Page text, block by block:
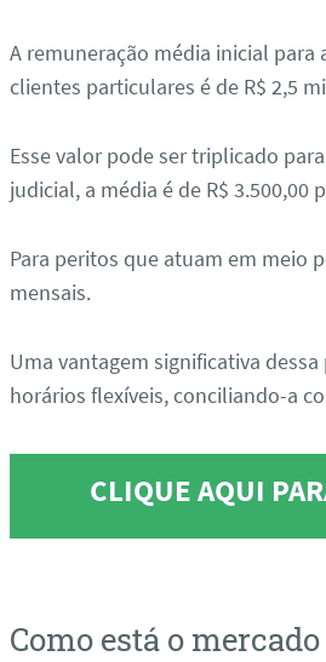
A remuneração média inicial para
clientes particulares é de R$ 2,5
Esse valor pode ser triplicado
judicial, a média é de R$ 3.500,00
Para peritos que atuam em meio
mensais.
Uma vantagem significativa
horários flexíveis, conciliando-a
CLIQUE AQUI
Como está o